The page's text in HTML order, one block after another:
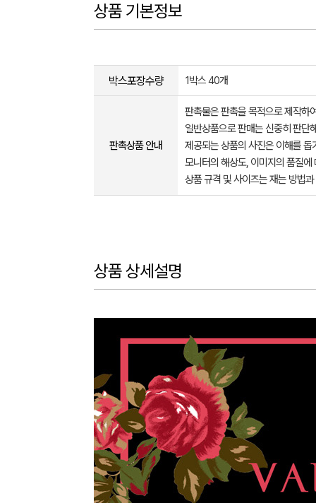
상품 기본정보
박스포장수량 1박스 40개
판촉상품 안내
판촉물은 판촉을 목적으로 제작하
일반상품으로 판매는 신중히 판단
제공되는 상품의 사진은 이해를
모니터의 해상도, 이미지의 품질
상품 규격 및 사이즈는 재는 방법
상품 상세설명